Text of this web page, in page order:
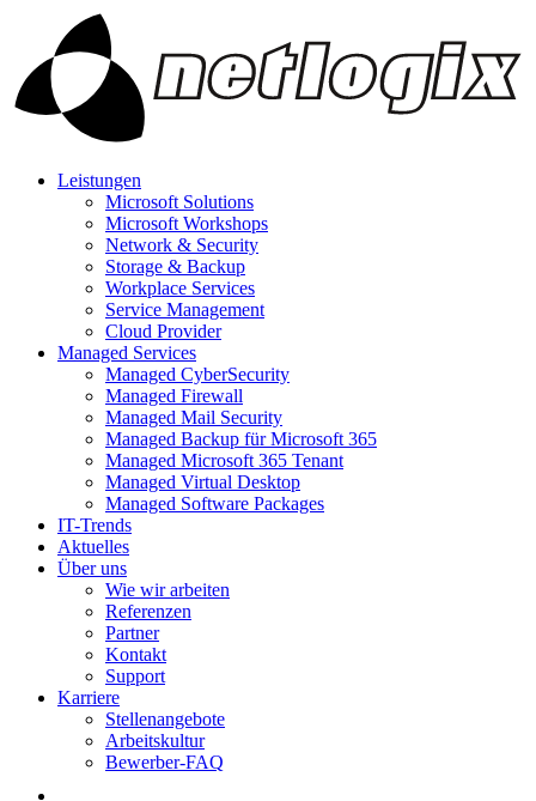
Leistungen
Microsoft Solutions
Microsoft Workshops
Network & Security
Storage & Backup
Workplace Services
Service Management
Cloud Provider
Managed Services
Managed CyberSecurity
Managed Firewall
Managed Mail Security
Managed Backup für Microsoft 365
Managed Microsoft 365 Tenant
Managed Virtual Desktop
Managed Software Packages
IT-Trends
Aktuelles
Über uns
Wie wir arbeiten
Referenzen
Partner
Kontakt
Support
Karriere
Stellenangebote
Arbeitskultur
Bewerber-FAQ